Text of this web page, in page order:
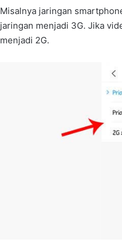
Misalnya jaringan
jaringan menjadi 3G. Jika
menjadi 2G.